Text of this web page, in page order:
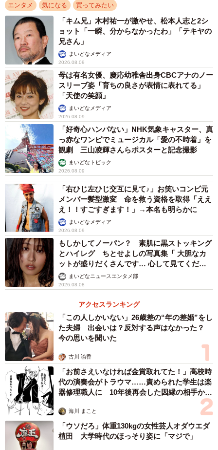
エンタメ 気になる 買ってみたい
「キム兄」木村祐一が激やせ、松本人志と2シ
ョット「一瞬、分からなかったわ」「テキヤの
兄さん」
まいどなメディア
2026.08.09
母は有名女優、慶応幼稚舎出身CBCアナのノー
スリーブ姿「育ちの良さが表情に表れてる」
「天使の笑顔」
まいどなメディア
2026.08.09
「好奇心ハンパない」NHK気象キャスター、真
っ赤なワンピでミュージカル「愛の不時着」を
観劇 三山凌輝さんらポスターと記念撮影
まいどなトピック
2026.08.09
「右ひじ左ひじ交互に見て♪」お笑いコンビ元
メンバー髪型激変 命を救う資格を取得「ええ
え！！すごすぎます！」→本名も明らかに
まいどなメディア
2026.08.09
もしかしてノーパン？ 素肌に黒ストッキング
とハイレグ ちとせよしの写真集「 大胆なカ
ットが盛りだくさんです… 心して見てくださ
い」まいどなニュースエンタメ部
2026.08.08
アクセスランキング
「この人しかいない」26歳差の“年の差婚”をし
た夫婦 出会いは？反対する声はなかった？
今の思いを聞いた
古川 諭香
「お前さえいなければ金賞取れてた！」高校時
代の演奏会がトラウマ……責められた学生は楽
器修理職人に 10年後再会した因縁の相手から
海川 まこと
「ウソだろ」体重130kgの女性芸人オダウエダ
植田 大学時代のほっそり姿に「マジで」